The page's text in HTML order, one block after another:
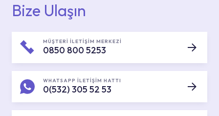
Bize Ulaşın
MÜŞTERİ İLETİŞİM MERKEZİ
0850 800 5253
WHATSAPP İLETİŞİM HATTI
0(532) 305 52 53